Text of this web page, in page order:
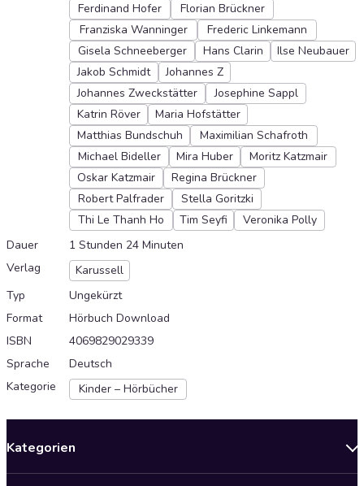
Ferdinand Hofer
Florian Brückner
Franziska Wanninger
Frederic Linkemann
Gisela Schneeberger
Hans Clarin
Ilse Neubauer
Jakob Schmidt
Johannes Z
Johannes Zweckstätter
Josephine Sappl
Katrin Röver
Maria Hofstätter
Matthias Bundschuh
Maximilian Schafroth
Michael Bideller
Mira Huber
Moritz Katzmair
Oskar Katzmair
Regina Brückner
Robert Palfrader
Stella Goritzki
Thi Le Thanh Ho
Tim Seyfi
Veronika Polly
Dauer
1 Stunden 24 Minuten
Verlag
Karussell
Typ
Ungekürzt
Format
Hörbuch Download
ISBN
4069829029339
Sprache
Deutsch
Kategorie
Kinder – Hörbücher
Kategorien